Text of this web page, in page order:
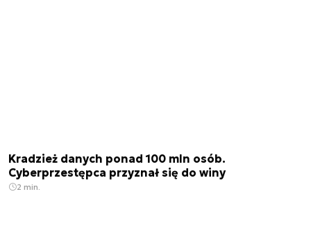
Kradzież danych ponad 100 mln osób.
Cyberprzestępca przyznał się do winy
2 min.